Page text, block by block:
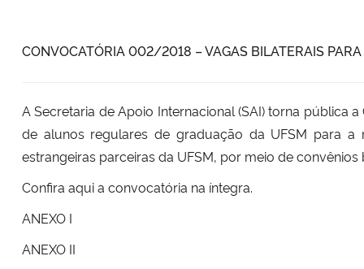
CONVOCATÓRIA 002/2018 – VAGAS BILATERAIS
A Secretaria de Apoio Internacional (SAI) torna
de alunos regulares de graduação da UFSM para a
estrangeiras parceiras da UFSM, por meio de
Confira aquia convocatória na íntegra.
ANEXO I
ANEXO II